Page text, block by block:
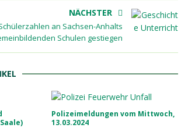
NÄCHSTER
an Sachsen-Anhalts
Schulen gestiegen
Polizeimeldungen vom Mittwoch,
13.03.2024